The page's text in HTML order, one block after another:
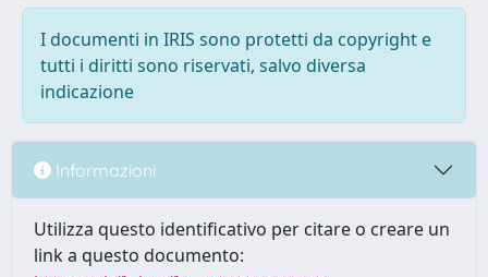
I documenti in IRIS sono protetti da copyright e
tutti i diritti sono riservati, salvo diversa
indicazione
Informazioni
Utilizza questo identificativo per citare o creare un
link a questo documento: